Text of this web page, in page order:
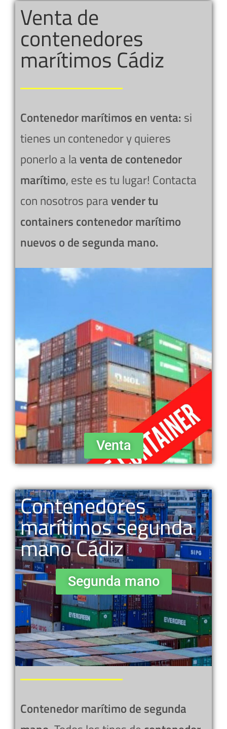
Venta de
contenedores
marítimos Cádiz
Contenedor marítimos en venta: si
tienes un contenedor y quieres
ponerlo a laventa de contenedor
marítimo, este es tu lugar! Contacta
con nosotros paravender tu
containers contenedor marítimo
nuevos o de segunda mano.
Venta
Contenedores
marítimos segunda
mano Cádiz
Segunda mano
Contenedor marítimo de segunda